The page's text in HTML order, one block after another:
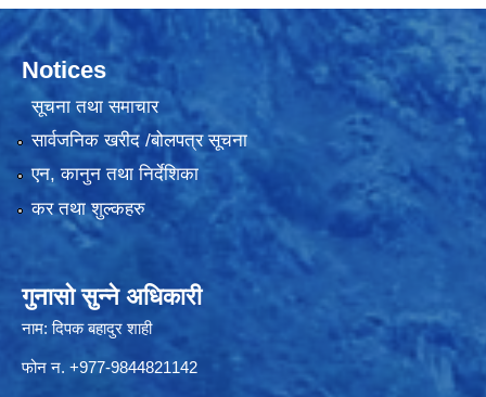
Notices
सूचना तथा समाचार
सार्वजनिक खरीद /बोलपत्र सूचना
एन, कानुन तथा निर्देशिका
कर तथा शुल्कहरु
गुनासो सुन्ने अधिकारी
नाम: दिपक बहादुर शाही
फोन न. +977-9844821142